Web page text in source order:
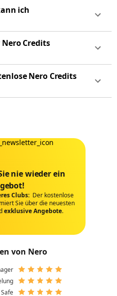
ich
Credits
Nero Credits
nie wieder ein
Clubs: Der kostenlose
Sie über die neuesten
exklusive Angebote.
von Nero